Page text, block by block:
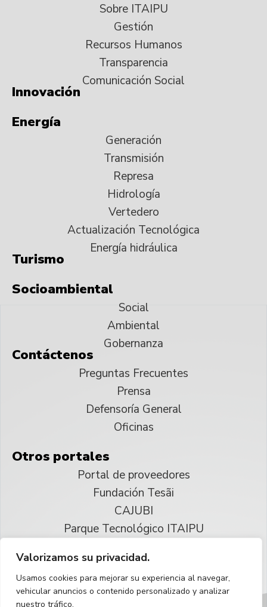
Valorizamos su privacidad.
Usamos cookies para mejorar su experiencia al navegar,
vehicular anuncios o contenido personalizado y analizar
nuestro tráfico.
Sobre ITAIPU
Gestión
Recursos Humanos
Transparencia
Comunicación Social
Innovación
Energía
Generación
Transmisión
Represa
Hidrología
Vertedero
Actualización Tecnológica
Energía hidráulica
Turismo
Socioambiental
Social
Ambiental
Gobernanza
Contáctenos
Preguntas Frecuentes
Prensa
Defensoría General
Oficinas
Otros portales
Portal de proveedores
Fundación Tesãi
CAJUBI
Parque Tecnológico ITAIPU
Reservados todos los derechos